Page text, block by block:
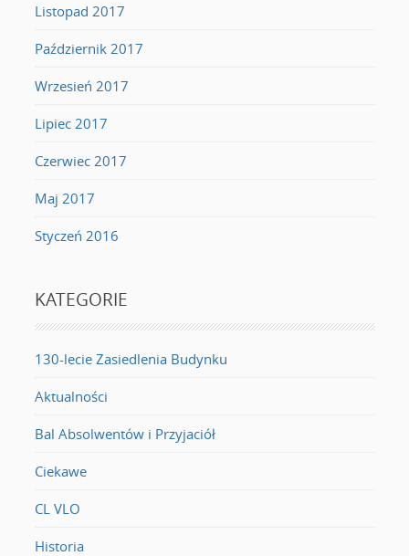
Listopad 2017
Październik 2017
Wrzesień 2017
Lipiec 2017
Czerwiec 2017
Maj 2017
Styczeń 2016
KATEGORIE
130-lecie Zasiedlenia Budynku
Aktualności
Bal Absolwentów i Przyjaciół
Ciekawe
CL VLO
Historia